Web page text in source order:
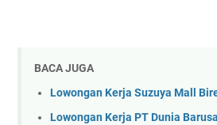
BACA JUGA
Lowongan Kerja Suzuya Mall
Lowongan Kerja PT Dunia